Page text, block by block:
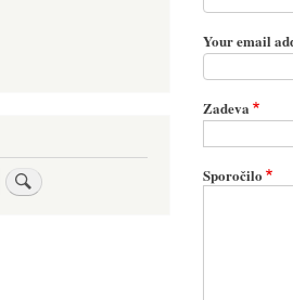
Your email
Zadeva
Sporočilo